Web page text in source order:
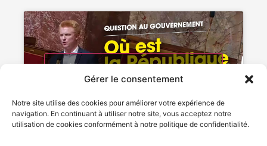
Gérer le consentement
Notre site utilise des cookies pour améliorer votre expérience de
navigation. En continuant à utiliser notre site, vous acceptez notre
utilisation de cookies conformément à notre politique de confidentialité.
Cliquez pour accepter les cookies
marketing et activer ce contenu